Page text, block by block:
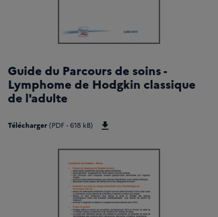
Guide du Parcours de soins -
Lymphome de Hodgkin classique
de l'adulte
Télécharger (PDF - 618 kB)